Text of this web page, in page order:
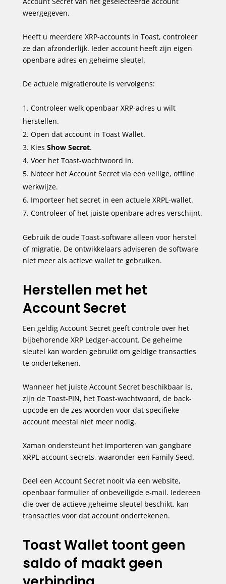
weergegeven.
Heeft u meerdere XRP-accounts in Toast, controleer
ze dan afzonderlijk. Ieder account heeft zijn eigen
openbare adres en geheime sleutel.
De actuele migratieroute is vervolgens:
Controleer welk openbaar XRP-adres u wilt
herstellen.
Open dat account in Toast Wallet.
Kies Show Secret.
Voer het Toast-wachtwoord in.
Noteer het Account Secret via een veilige, offline
werkwijze.
Importeer het secret in een actuele XRPL-wallet.
Controleer of het juiste openbare adres verschijnt.
Gebruik de oude Toast-software alleen voor herstel
of migratie. De ontwikkelaars adviseren de software
niet meer als actieve wallet te gebruiken.
Herstellen met het
Account Secret
Een geldig Account Secret geeft controle over het
bijbehorende XRP Ledger-account. De geheime
sleutel kan worden gebruikt om geldige transacties
te ondertekenen.
Wanneer het juiste Account Secret beschikbaar is,
zijn de Toast-PIN, het Toast-wachtwoord, de back-
upcode en de zes woorden voor dat specifieke
account meestal niet meer nodig.
Xaman ondersteunt het importeren van gangbare
XRPL-account secrets, waaronder een Family Seed.
Deel een Account Secret nooit via een website,
openbaar formulier of onbeveiligde e-mail. Iedereen
die over de actieve geheime sleutel beschikt, kan
transacties voor dat account ondertekenen.
Toast Wallet toont geen
saldo of maakt geen